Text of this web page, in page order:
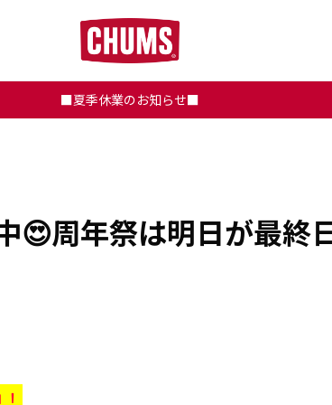
■夏季休業のお知らせ■
😍周年祭は明日が最終